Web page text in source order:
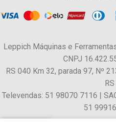
Leppich Máquinas e
CNPJ
RS 040 Km 32, parada 97, Nº
RS
Televendas: 51 98070 7116 |
51